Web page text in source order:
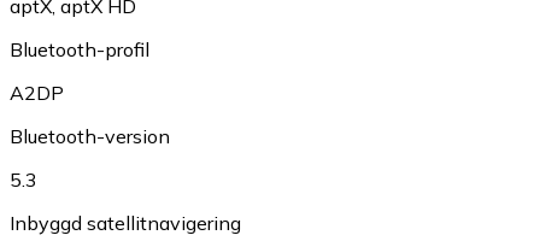
aptX, aptX HD
Bluetooth-profil
A2DP
Bluetooth-version
5.3
Inbyggd satellitnavigering